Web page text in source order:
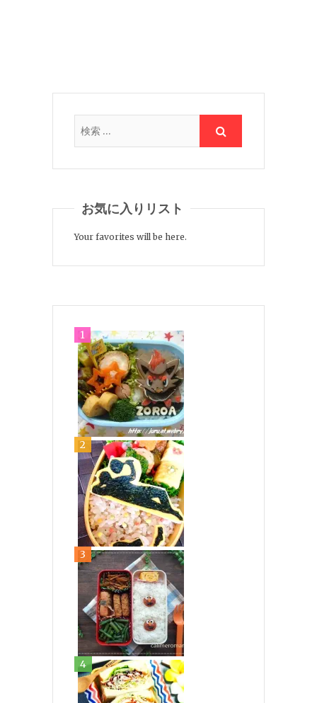
お気に入りリスト
Your favorites will be here.